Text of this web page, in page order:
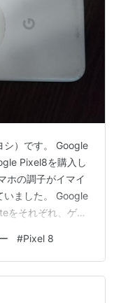
シ）です。 Google
Pixel8を購入し
ホの調子がイマイ
いました。 Google
をそれぞれ、ゲー
3aは、写真が
sense3 lite
、スムーズでした
が早く正確に取…
#Pixel 8